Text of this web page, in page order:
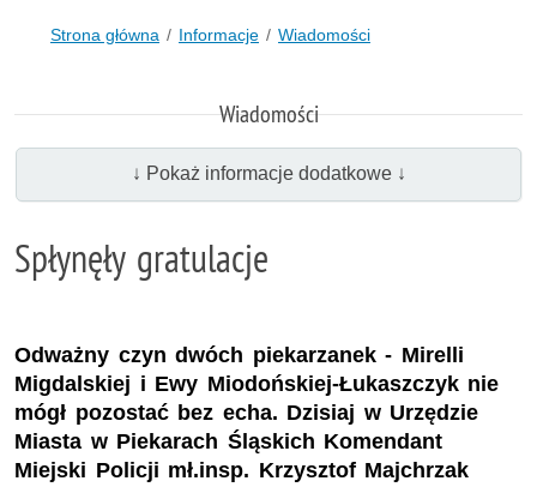
Strona główna Informacje Wiadomości
Wiadomości
↓ Pokaż informacje dodatkowe ↓
Spłynęły gratulacje
Odważny czyn dwóch piekarzanek - Mirelli
Migdalskiej i Ewy Miodońskiej-Łukaszczyk nie
mógł pozostać bez echa. Dzisiaj w Urzędzie
Miasta w Piekarach Śląskich Komendant
Miejski Policji mł.insp. Krzysztof Majchrzak